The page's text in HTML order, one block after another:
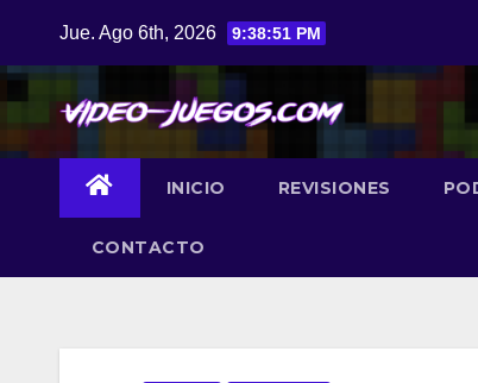
Jue. Ago 6th, 2026 9:38:52 PM
INICIO REVISIONES
CONTACTO